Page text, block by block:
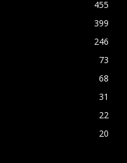
455
399
246
73
68
31
22
20